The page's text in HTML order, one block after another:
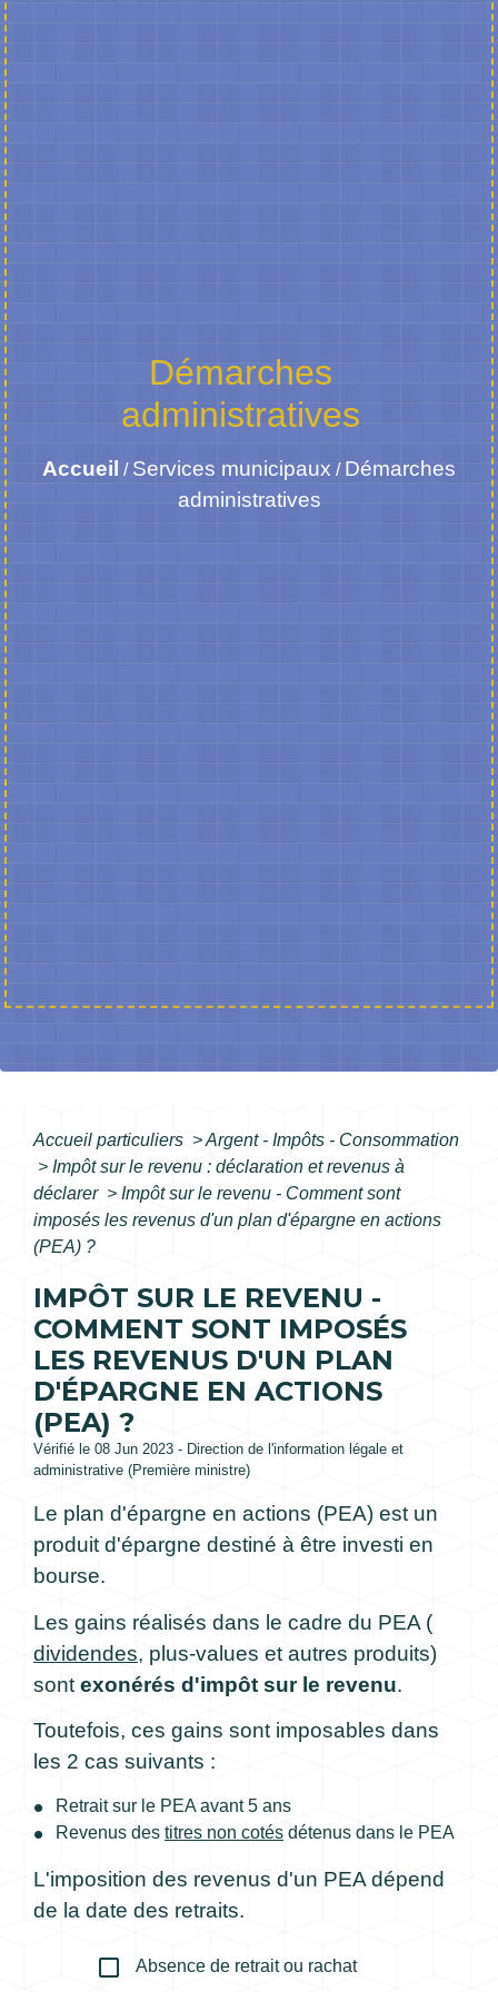
Démarches
administratives
Accueil / Services municipaux / Démarches
administratives
Accueil particuliers >Argent - Impôts - Consommation
> Impôt sur le revenu : déclaration et revenus à
déclarer > Impôt sur le revenu - Comment sont
imposés les revenus d'un plan d'épargne en actions
(PEA) ?
IMPÔT SUR LE REVENU -
COMMENT SONT IMPOSÉS
LES REVENUS D'UN PLAN
D'ÉPARGNE EN ACTIONS
(PEA) ?
Vérifié le 08 Jun 2023 - Direction de l'information légale et
administrative (Première ministre)
Le plan d'épargne en actions (PEA) est un
produit d'épargne destiné à être investi en
bourse.
Les gains réalisés dans le cadre du PEA (
dividendes, plus-values et autres produits)
sont exonérés d'impôt sur le revenu.
Toutefois, ces gains sont imposables dans
les 2 cas suivants :
Retrait sur le PEA avant 5 ans
Revenus des titres non cotés détenus dans le PEA
L'imposition des revenus d'un PEA dépend
de la date des retraits.
check_box_outline_blank Absence de retrait ou rachat